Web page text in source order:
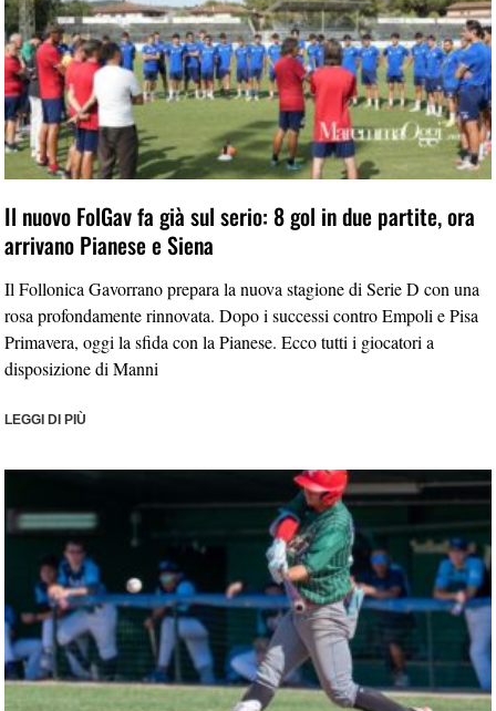
Il nuovo FolGav fa già sul serio: 8 gol in due partite, ora
arrivano Pianese e Siena
Il Follonica Gavorrano prepara la nuova stagione di Serie D con una
rosa profondamente rinnovata. Dopo i successi contro Empoli e Pisa
Primavera, oggi la sfida con la Pianese. Ecco tutti i giocatori a
disposizione di Manni
LEGGI DI PIÙ